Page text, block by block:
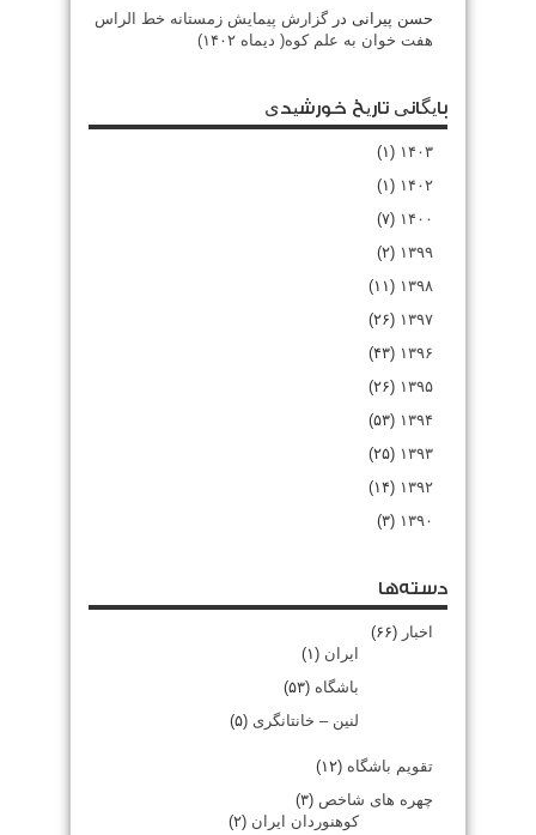
حسن پیرانی درگزارش پیمایش زمستانه خط الراس
هفت خوان به علم کوه( دیماه ۱۴۰۲)
بایگانی تاریخ خورشیدی
۱۴۰۳ (۱)
۱۴۰۲ (۱)
۱۴۰۰ (۷)
۱۳۹۹ (۲)
۱۳۹۸ (۱۱)
۱۳۹۷ (۲۶)
۱۳۹۶ (۴۳)
۱۳۹۵ (۲۶)
۱۳۹۴ (۵۳)
۱۳۹۳ (۲۵)
۱۳۹۲ (۱۴)
۱۳۹۰ (۳)
دسته‌ها
اخبار (۶۶)
ایران (۱)
باشگاه (۵۳)
لنین – خانتانگری (۵)
تقویم باشگاه (۱۲)
چهره های شاخص (۳)
کوهنوردان ایران (۲)